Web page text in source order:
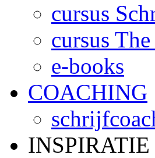
cursus
cursus
e-books
COACHING
INSPIRATIE